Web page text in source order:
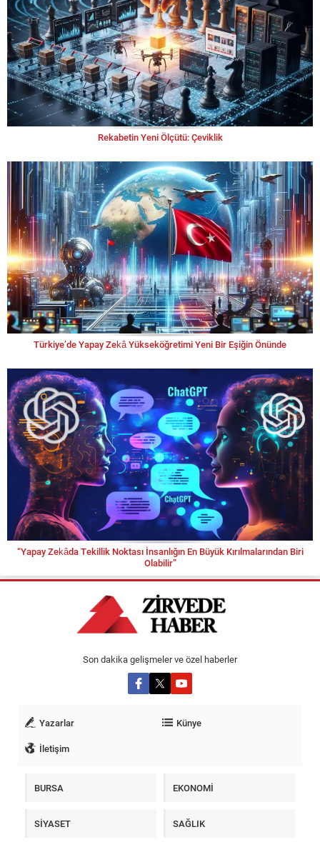
Rekabetin Yeni Ölçütü: Çeviklik
Türkiye’de Yapay Zekâ Yükseköğretimi Yeni Bir Eşiğin Önünde
“Yapay Zekâda Tekillik Noktası İnsanlığın En Büyük Kırılmalarından Biri
Olabilir”
Son dakika gelişmeler ve özel haberler
Yazarlar
Künye
İletişim
BURSA EKONOMİ
SİYASET SAĞLIK